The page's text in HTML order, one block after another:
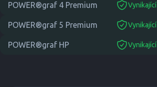
POWER®graf 4 Premium Vynikající
suitable
POWER®graf 5 Premium Vynikající
suitable
POWER®graf HP Vynikající
suitable